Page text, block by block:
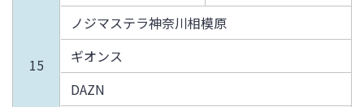
15
ノジマステラ神奈川相模原
ギオンス
DAZN